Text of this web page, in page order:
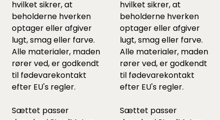
hvilket sikrer, at
beholderne hverken
optager eller afgiver
lugt, smag eller farve.
Alle materialer, maden
rører ved, er godkendt
til fødevarekontakt
efter EU's regler.
Sættet passer
hvilket sikrer, at
beholderne hverken
optager eller afgiver
lugt, smag eller farve.
Alle materialer, maden
rører ved, er godkendt
til fødevarekontakt
efter EU's regler.
Sættet passer